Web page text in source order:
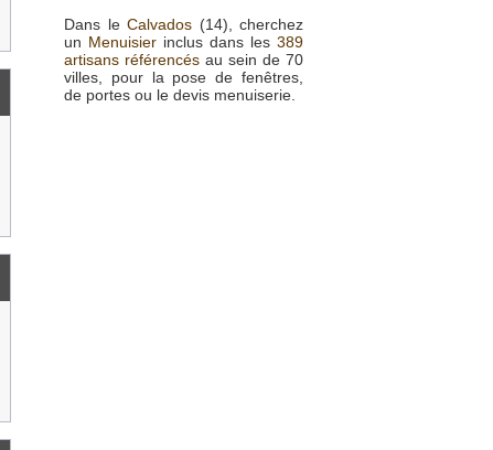
Dans le Calvados (14), cherchez
un Menuisier inclus dans les 389
artisans référencés au sein de 70
villes, pour la pose de fenêtres,
de portes ou le devis menuiserie.